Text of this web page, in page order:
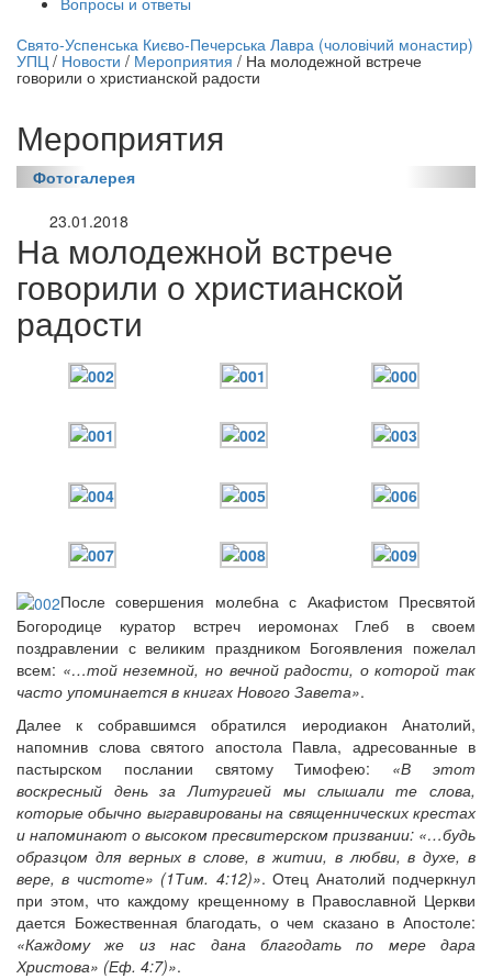
трансляция | 12 сентября
трансляции
Онлайн трансляции
12 сентября 2015Название трансляции
12 сентября 2015Название трансляции
12 сентября 2015Название трансляции
12 сентября 2015Название трансляции
12 сентября 2015Название трансляции
12 сентября 2015Название трансляции
12 сентября 2015Название трансляции
12 сентября 2015Название трансляции
Перейти к архиву
Свято-Успенська Києво-Печерська Лавра (чоловічий монастир)
УПЦ / Новости / Мероприятия / На молодежной встрече
говорили о христианской радости
Мероприятия
Фотогалерея
23.01.2018
На молодежной встрече
говорили о христианской
радости
После совершения молебна с Акафистом Пресвятой
Богородице куратор встреч иеромонах Глеб в своем
поздравлении с великим праздником Богоявления пожелал
всем: «…той неземной, но вечной радости, о которой так
часто упоминается в книгах Нового Завета».
Далее к собравшимся обратился иеродиакон Анатолий,
напомнив слова святого апостола Павла, адресованные в
пастырском послании святому Тимофею: «В этот
воскресный день за Литургией мы слышали те слова,
которые обычно выгравированы на священнических крестах
и напоминают о высоком пресвитерском призвании: «…будь
образцом для верных в слове, в житии, в любви, в духе, в
вере, в чистоте» (1Тим. 4:12)». Отец Анатолий подчеркнул
при этом, что каждому крещенному в Православной Церкви
дается Божественная благодать, о чем сказано в Апостоле:
«Каждому же из нас дана благодать по мере дара
Христова» (Еф. 4:7)».